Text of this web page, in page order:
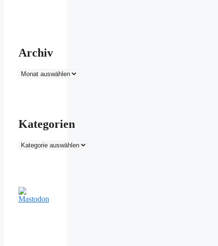
Archiv
Archiv
Kategorien
Kategorien